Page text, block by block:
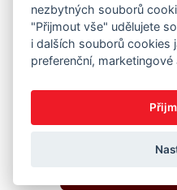
nezbytných souborů
"Přijmout vše" udělujete
i dalších souborů cookies
preferenční, marketingové